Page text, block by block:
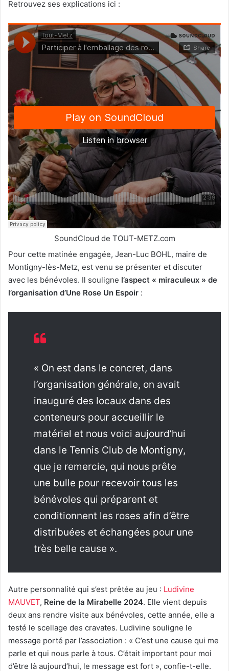
Retrouvez ses explications ici :
SoundCloud de TOUT-METZ.com
Pour cette matinée engagée, Jean-Luc BOHL, maire de
Montigny-lès-Metz, est venu se présenter et discuter
avec les bénévoles. Il souligne l’aspect « miraculeux » de
l’organisation d’Une Rose Un Espoir :
« On est dans le concret, dans
l’organisation générale, on avait
inauguré des locaux dans des
conteneurs pour accueillir le
matériel et nous voici aujourd’hui
dans le Tennis Club de Montigny,
que je remercie, qui nous prête
une bulle pour recevoir tous les
bénévoles qui préparent et
conditionnent les roses afin d’être
distribuées et échangées pour une
très belle cause ».
Autre personnalité qui s’est prêtée au jeu : Ludivine
MAUVET, Reine de la Mirabelle 2024. Elle vient depuis
deux ans rendre visite aux bénévoles, cette année, elle a
testé le scellage des cravates. Ludivine souligne le
message porté par l’association : « C’est une cause qui me
parle et qui nous parle à tous. C’était important pour moi
d’être là aujourd’hui, le message est fort », confie-t-elle.